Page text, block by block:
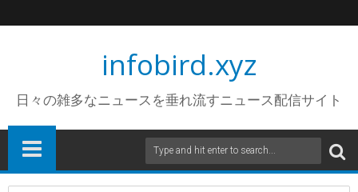
infobird.xyz
日々の雑多なニュースを垂れ流すニュース配信サイト